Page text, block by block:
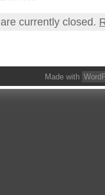
currently closed.
Made with